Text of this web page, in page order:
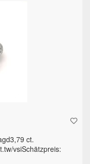
ct.
vsiSchätzpreis: